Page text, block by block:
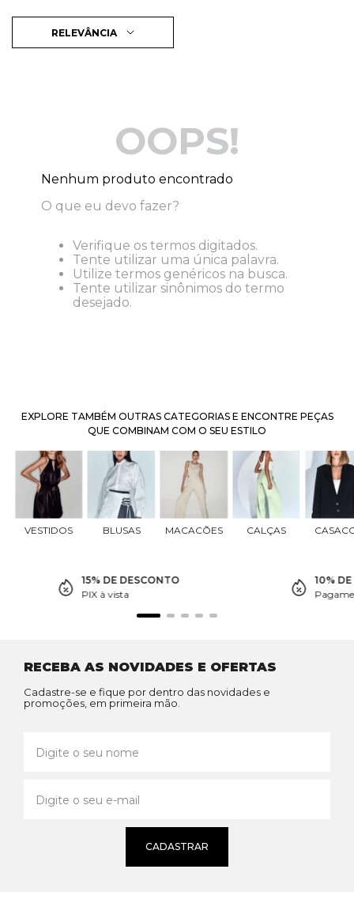
RELEVÂNCIA
OOPS!
Nenhum produto encontrado
O que eu devo fazer?
Verifique os termos digitados.
Tente utilizar uma única palavra.
Utilize termos genéricos na busca.
Tente utilizar sinônimos do termo
desejado.
EXPLORE TAMBÉM OUTRAS CATEGORIAS E ENCONTRE PEÇAS
QUE COMBINAM COM O SEU ESTILO
VESTIDOS BLUSAS MACACÕES CALÇAS
15% DE DESCONTO
PIX à vista
10%
RECEBA AS NOVIDADES E OFERTAS
Cadastre-se e fique por dentro das novidades e
promoções, em primeira mão.
CADASTRAR